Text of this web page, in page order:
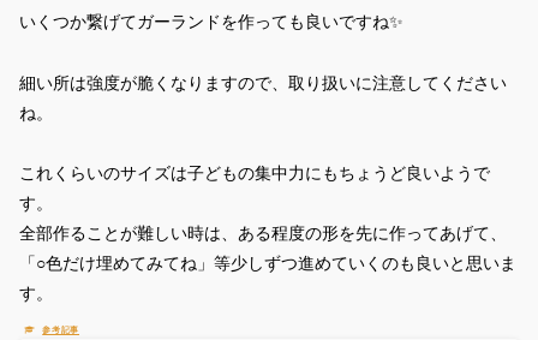
いくつか繋げてガーランドを作っても良いですね✨
細い所は強度が脆くなりますので、取り扱いに注意してください
ね。
これくらいのサイズは子どもの集中力にもちょうど良いようで
す。
全部作ることが難しい時は、ある程度の形を先に作ってあげて、
「○色だけ埋めてみてね」等少しずつ進めていくのも良いと思いま
す。